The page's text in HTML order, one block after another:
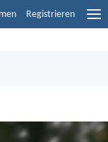
Registrieren